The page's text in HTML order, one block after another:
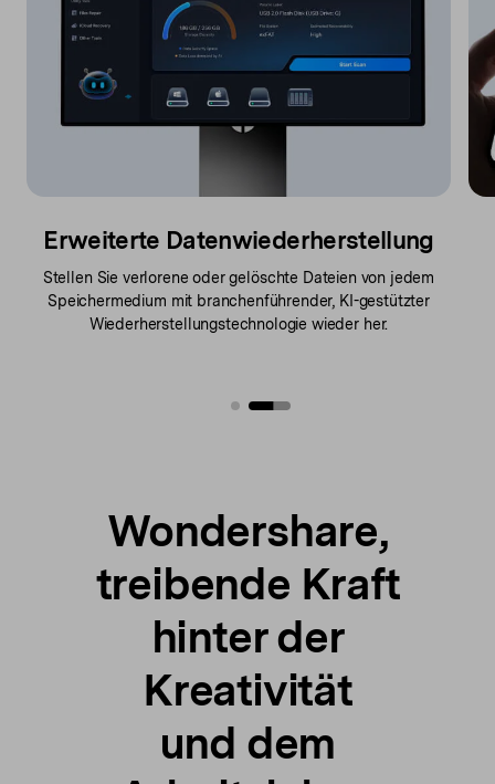
Erweiterte Datenwiederherstellung
Stellen Sie verlorene oder gelöschte Dateien von jedem
Speichermedium mit branchenführender, KI-gestützter
Wiederherstellungstechnologie wieder her.
Wondershare,
treibende Kraft
hinter der
Kreativität
und dem